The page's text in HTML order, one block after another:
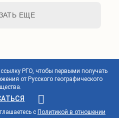
ЕЩЕ
РГО, чтобы первыми получать
от Русского географического
с Политикой в отношении